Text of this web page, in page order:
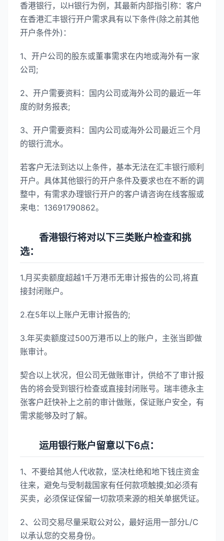
香港银行，以H银行为例，其最新内部指引称：客户
在香港汇丰银行开户需求具有以下条件(除之前其他
开户条件外)：
1、开户公司的股东或董事需求在内地或海外有一家
公司;
2、开户需要资料：国内公司或海外公司的最近一年
度的财务报表;
3、开户需要资料：国内公司或海外公司最近三个月
的银行流水。
若客户无法到达以上条件，基本无法在汇丰银行顺利
开户。具体其他银行的开户条件及要求也在不断的调
整中，有需求办理银行开户的客户请咨询在线客服或
来电：13691790862。
香港银行将对以下三类账户检查和挑
选：
1.月买卖额度超越1千万港币无审计报告的公司,将直
接封闭账户。
2.在5年以上账户无审计报告的;
3.年买卖额度过500万港币以上的账户，主张当即做
账审计。
契合以上状况，但公司无做账审计，供给不了审计报
告的将会受到银行检查或直接封闭账号。瑞丰德永主
张客户赶快补上之前的审计做账，保证账户安全，有
需求能够及时了解。
运用银行账户留意以下6点：
1、不要给其他人代收款，坚决杜绝和地下钱庄资金
往来，避免与受制裁国家有任何款项触摸;如必须有
买卖，必须保证保留一切款项来源的相关单据凭证。
2、公司交易尽量采取公对公，最好运用一部分L/C
以承认您的交易身份。